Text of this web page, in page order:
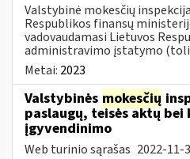
Valstybinė mokesčių
Respublikos finansų
vadovaudamasi Lietuvos
administravimo įstatymo
Metai: 2023
Valstybinės mokesčių
paslaugų, teisės aktų bei
įgyvendinimo
Web turinio sąrašas 2022-11-